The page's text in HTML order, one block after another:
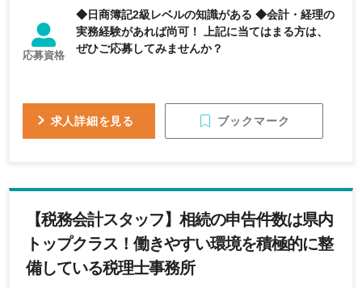
応募資格
◆日商簿記2級レベルの知識がある ◆会計・経理の
実務経験があれば尚可！ 上記に当てはまる方は、
ぜひご応募してみませんか？
求人詳細を見る ブックマーク
【税務会計スタッフ】相続の申告件数は県内
トップクラス！働きやすい環境を積極的に整
備している税理士事務所